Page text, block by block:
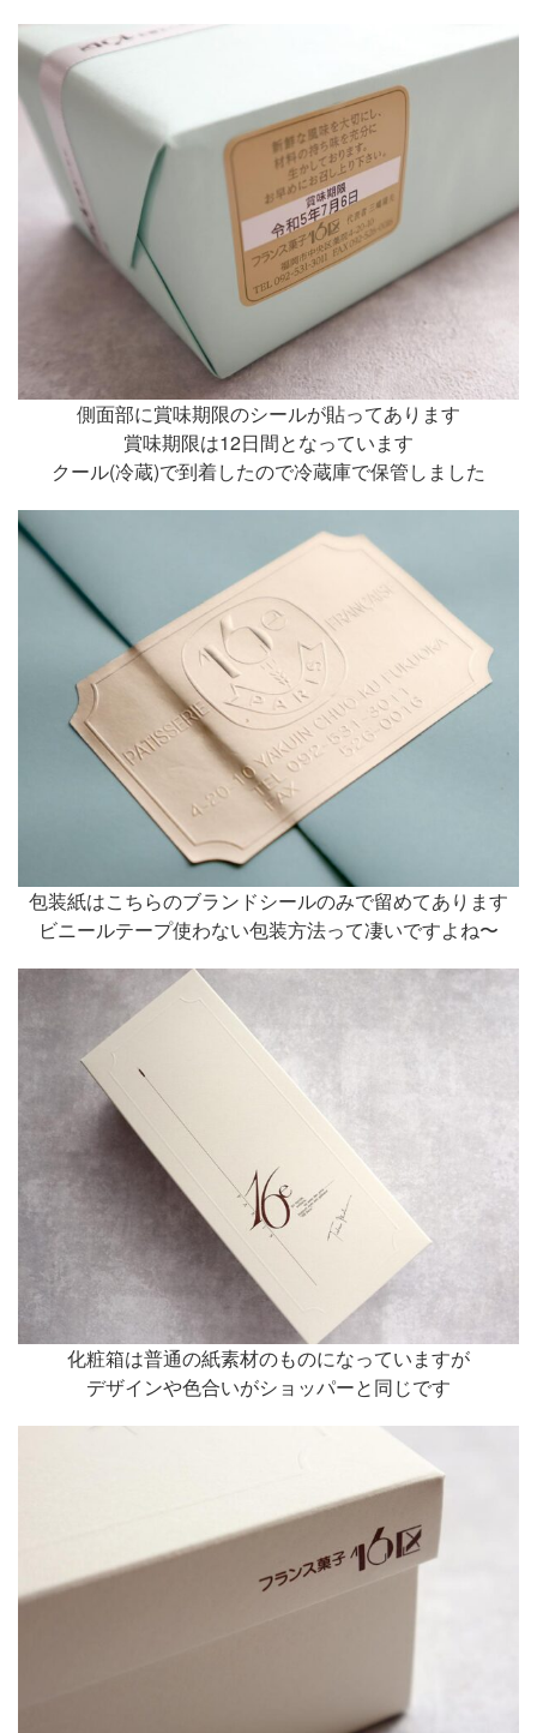
側面部に賞味期限のシールが貼ってあります
賞味期限は12日間となっています
クール(冷蔵)で到着したので冷蔵庫で保管しました
包装紙はこちらのブランドシールのみで留めてあります
ビニールテープ使わない包装方法って凄いですよね〜
化粧箱は普通の紙素材のものになっていますが
デザインや色合いがショッパーと同じです